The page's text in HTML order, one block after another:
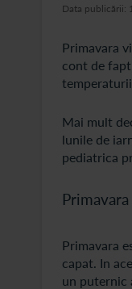
Data publicării:
Primavara
cont de
Mai mult
lunile de
pediatrica
Primavara
capat. In
un puternic